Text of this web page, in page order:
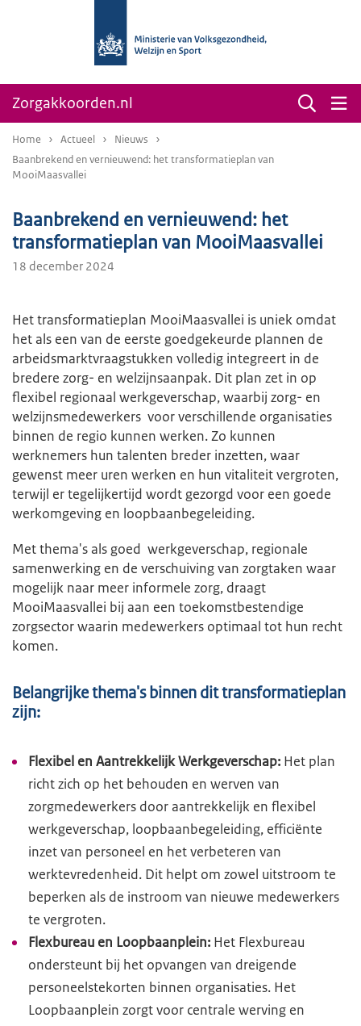
Zorgakkoorden.nl
Home Actueel
Nieuws
Baanbrekend en vernieuwend: het transformatieplan van
MooiMaasvallei
Baanbrekend en vernieuwend: het
transformatieplan van MooiMaasvallei
18 december 2024
Het transformatieplan MooiMaasvallei is uniek omdat
het als een van de eerste goedgekeurde plannen de
arbeidsmarktvraagstukken volledig integreert in de
bredere zorg- en welzijnsaanpak. Dit plan zet in op
flexibel regionaal werkgeverschap, waarbij zorg- en
welzijnsmedewerkers voor verschillende organisaties
binnen de regio kunnen werken. Zo kunnen
werknemers hun talenten breder inzetten, waar
gewenst meer uren werken en hun vitaliteit vergroten,
terwijl er tegelijkertijd wordt gezorgd voor een goede
werkomgeving en loopbaanbegeleiding.
Met thema's als goed werkgeverschap, regionale
samenwerking en de verschuiving van zorgtaken waar
mogelijk naar meer informele zorg, draagt
MooiMaasvallei bij aan een toekomstbestendige
zorgsector waarin medewerkers optimaal tot hun recht
komen.
Belangrijke thema's binnen dit transformatieplan
zijn:
Flexibel en Aantrekkelijk Werkgeverschap: Het plan
richt zich op het behouden en werven van
zorgmedewerkers door aantrekkelijk en flexibel
werkgeverschap, loopbaanbegeleiding, efficiënte
inzet van personeel en het verbeteren van
werktevredenheid. Dit helpt om zowel uitstroom te
beperken als de instroom van nieuwe medewerkers
te vergroten.
Flexbureau en Loopbaanplein: Het Flexbureau
ondersteunt bij het opvangen van dreigende
personeelstekorten binnen organisaties. Het
Loopbaanplein zorgt voor centrale werving en